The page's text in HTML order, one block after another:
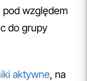
względem
do grupy
aktywne, na